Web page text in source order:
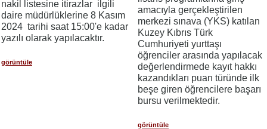
nakil listesine itirazlar ilgili
daire müdürlüklerine 8 Kasım
2024 tarihi saat 15:00'e kadar
yazılı olarak yapılacaktır.
görüntüle
amacıyla gerçekleştirilen
merkezi sınava (YKS) katılan
Kuzey Kıbrıs Türk
Cumhuriyeti yurttaşı
öğrenciler arasında yapılacak
değerlendirmede kayıt hakkı
kazandıkları puan türünde ilk
beşe giren öğrencilere başarı
bursu verilmektedir.
görüntüle